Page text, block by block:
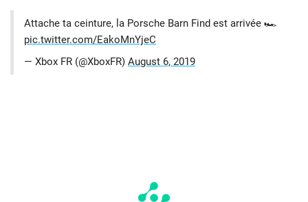
Attache ta ceinture, la Porsche Barn Find est arrivée 🏎️
pic.twitter.com/EakoMnYjeC
— Xbox FR (@XboxFR) August 6, 2019